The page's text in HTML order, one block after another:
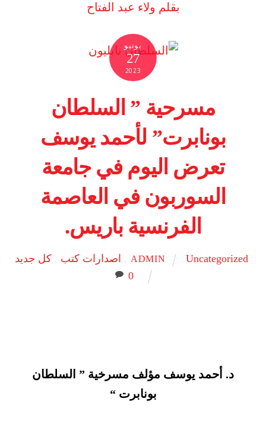
بقلم ولاء عبد الفتاح
يونيو
27
2023
مسرحية ” السلطان
بونابرت” لأحمد يوسف
تعرض اليوم في جامعة
السوربون في العاصمة
الفرنسية باريس.
ADMIN Uncategorized اصدارات كتب
كل جديد
0
د. أحمد يوسف مؤلف مسرخية ” السلطان
بونابرت “